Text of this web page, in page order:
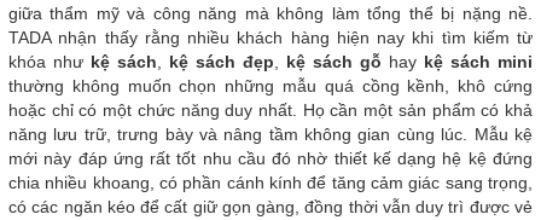
giữa thẩm mỹ và công năng mà không làm tổng thể bị nặng nề.
TADA nhận thấy rằng nhiều khách hàng hiện nay khi tìm kiếm từ
khóa như kệ sách kệ sách đẹp kệ sách gỗ hay kệ sách mini
thường không muốn chọn những mẫu quá cồng kềnh, khô cứng
hoặc chỉ có một chức năng duy nhất. Họ cần một sản phẩm có khả
năng lưu trữ, trưng bày và nâng tầm không gian cùng lúc. Mẫu kệ
mới này đáp ứng rất tốt nhu cầu đó nhờ thiết kế dạng hệ kệ đứng
chia nhiều khoang, có phần cánh kính để tăng cảm giác sang trọng,
có các ngăn kéo để cất giữ gọn gàng, đồng thời vẫn duy trì được vẻ